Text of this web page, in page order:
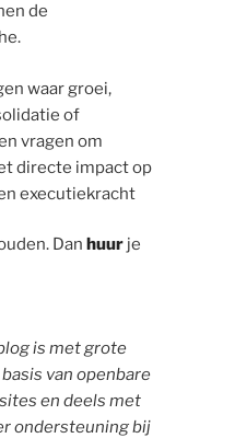
de
waar groei,
of
vragen om
directe impact op
executiekracht
Dan huur je
is met grote
van openbare
en deels met
ondersteuning bij